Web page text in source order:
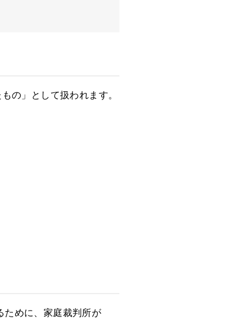
の」として扱われます。
ために、家庭裁判所が